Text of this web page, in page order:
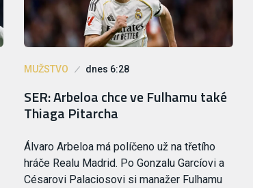
MUŽSTVO dnes 6:28
SER: Arbeloa chce ve Fulhamu také
Thiaga Pitarcha
Álvaro Arbeloa má políčeno už na třetího
hráče Realu Madrid. Po Gonzalu Garcíovi a
Césarovi Palaciosovi si manažer Fulhamu